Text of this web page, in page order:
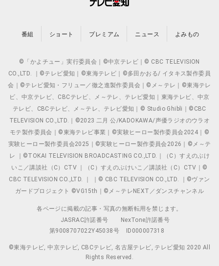
番組 ショート プレミアム ニュース よみもの
©「かよチュー」実行委員会｜©中京テレビ｜© CBC TELEVISION
CO.,LTD. ｜©テレビ愛知｜©東海テレビ｜©多田かおる/ イタキス製作委員
会｜©テレビ愛知・フリュー／徹之進製作委員会｜©メ～テレ｜©東海テレ
ビ、中京テレビ、CBCテレビ、メ～テレ、テレビ愛知｜東海テレビ、中京
テレビ、CBCテレビ、メ～テレ、テレビ愛知｜© Studio Ghibli｜©CBC
TELEVISION CO.,LTD.｜©2023 二月 公/KADOKAWA/声優ラジオのウラオ
モテ製作委員会｜©東海テレビ事業｜©実験ヒーロー製作委員会2024｜©
実験ヒーロー製作委員会2025｜©実験ヒーロー製作委員会2026｜©メ～テ
レ ｜©TOKAI TELEVISION BROADCASTING CO.,LTD.｜（C）すえのぶけ
いこ／講談社（C）CTV ｜（C）すえのぶけいこ／講談社（C）CTV｜©
CBC TELEVISION CO.,LTD. ｜ ｜© CBC TELEVISION CO.,LTD. ｜©ヴァン
ガードプロジェクト ©VG15th｜©メ～テレNEXT／ダンスチャンネル
各ページに掲載の記事・写真の無断転用を禁じます。
JASRAC許諾番号
NexTone許諾番号
第9008707022Y45038号
ID000007318
©東海テレビ, 中京テレビ, CBCテレビ, 名古屋テレビ, テレビ愛知 2020 All
Rights Reserved.